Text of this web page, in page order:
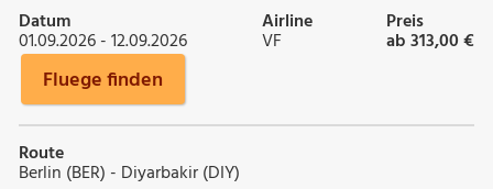
Datum
01.09.2026 - 12.09.2026
Airline
VF
Preis
ab 313,00 €
Fluege finden
Route
Berlin (BER) - Diyarbakir (DIY)